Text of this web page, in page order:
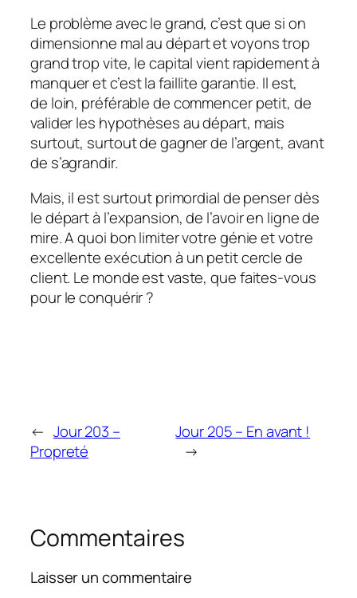
Le problème avec le grand, c’est que si on
dimensionne mal au départ et voyons trop
grand trop vite, le capital vient rapidement à
manquer et c’est la faillite garantie. Il est,
de loin, préférable de commencer petit, de
valider les hypothèses au départ, mais
surtout, surtout de gagner de l’argent, avant
de s’agrandir.
Mais, il est surtout primordial de penser dès
le départ à l’expansion, de l’avoir en ligne de
mire. A quoi bon limiter votre génie et votre
excellente exécution à un petit cercle de
client. Le monde est vaste, que faites-vous
pour le conquérir ?
← Jour 203 –
Propreté
Jour 205 – En avant !
→
Commentaires
Laisser un commentaire